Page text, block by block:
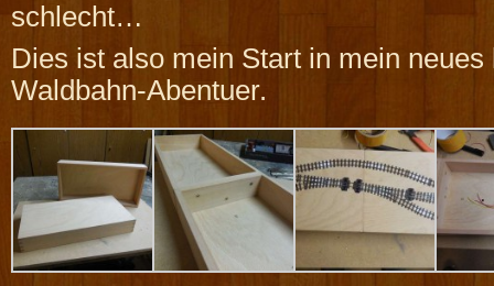
schlecht…
Dies ist also mein Start in mein neues
Waldbahn-Abentuer.